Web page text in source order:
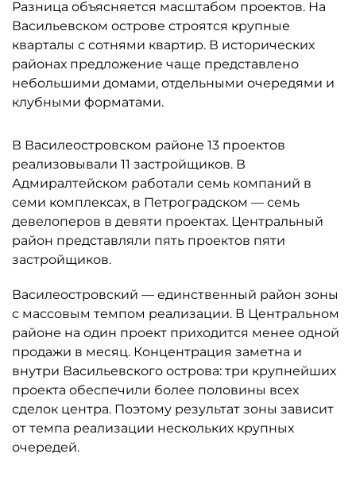
Разница объясняется масштабом проектов. На
Васильевском острове строятся крупные
кварталы с сотнями квартир. В исторических
районах предложение чаще представлено
небольшими домами, отдельными очередями и
клубными форматами.
В Василеостровском районе 13 проектов
реализовывали 11 застройщиков. В
Адмиралтейском работали семь компаний в
семи комплексах, в Петроградском — семь
девелоперов в девяти проектах. Центральный
район представляли пять проектов пяти
застройщиков.
Василеостровский — единственный район зоны
с массовым темпом реализации. В Центральном
районе на один проект приходится менее одной
продажи в месяц. Концентрация заметна и
внутри Васильевского острова: три крупнейших
проекта обеспечили более половины всех
сделок центра. Поэтому результат зоны зависит
от темпа реализации нескольких крупных
очередей.